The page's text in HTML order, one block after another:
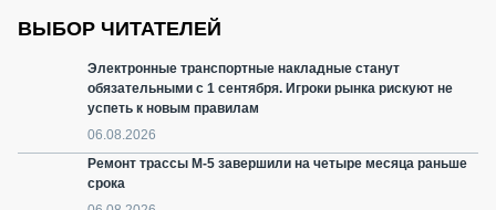
ВЫБОР ЧИТАТЕЛЕЙ
Электронные транспортные накладные станут
обязательными с 1 сентября. Игроки рынка рискуют не
успеть к новым правилам
06.08.2026
Ремонт трассы М-5 завершили на четыре месяца раньше
срока